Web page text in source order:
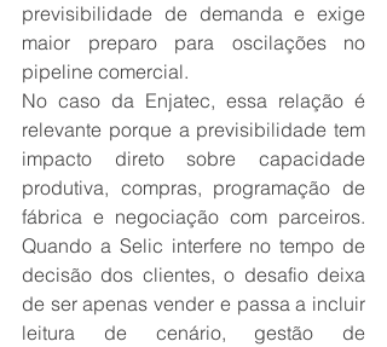
previsibilidade de demanda e exige
maior preparo para oscilações no
pipeline comercial.
No caso da Enjatec, essa relação é
relevante porque a previsibilidade tem
impacto direto sobre capacidade
produtiva, compras, programação de
fábrica e negociação com parceiros.
Quando a Selic interfere no tempo de
decisão dos clientes, o desafio deixa
de ser apenas vender e passa a incluir
leitura de cenário, gestão de